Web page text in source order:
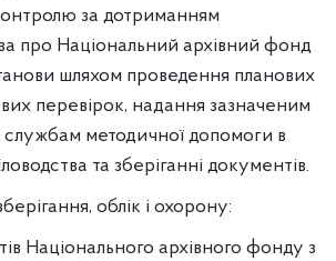
за дотриманням
про Національний архівний фонд
шляхом проведення планових
перевірок, надання зазначеним
службам методичної допомоги в
та зберіганні документів.
облік i охорону:
Національного архівного фонду з